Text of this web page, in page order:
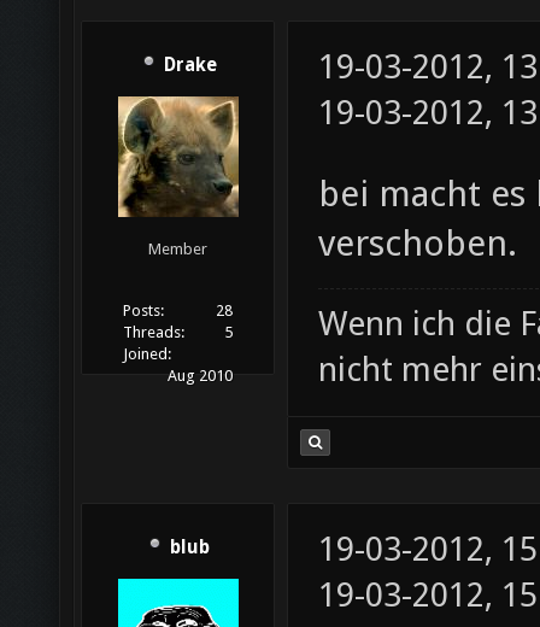
Drake
Member
Posts:
28
Threads:
5
Joined:
Aug 2010
19-03-2012,
19-03-2012,
bei macht
verschoben.
Wenn ich die
nicht mehr
blub
19-03-2012,
19-03-2012,